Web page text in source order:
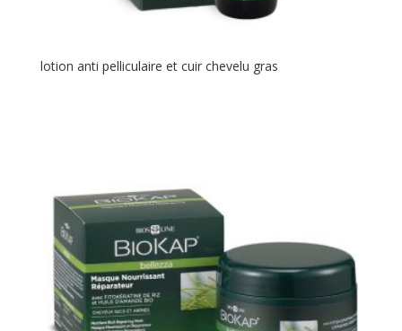
lotion anti pelliculaire et cuir chevelu gras